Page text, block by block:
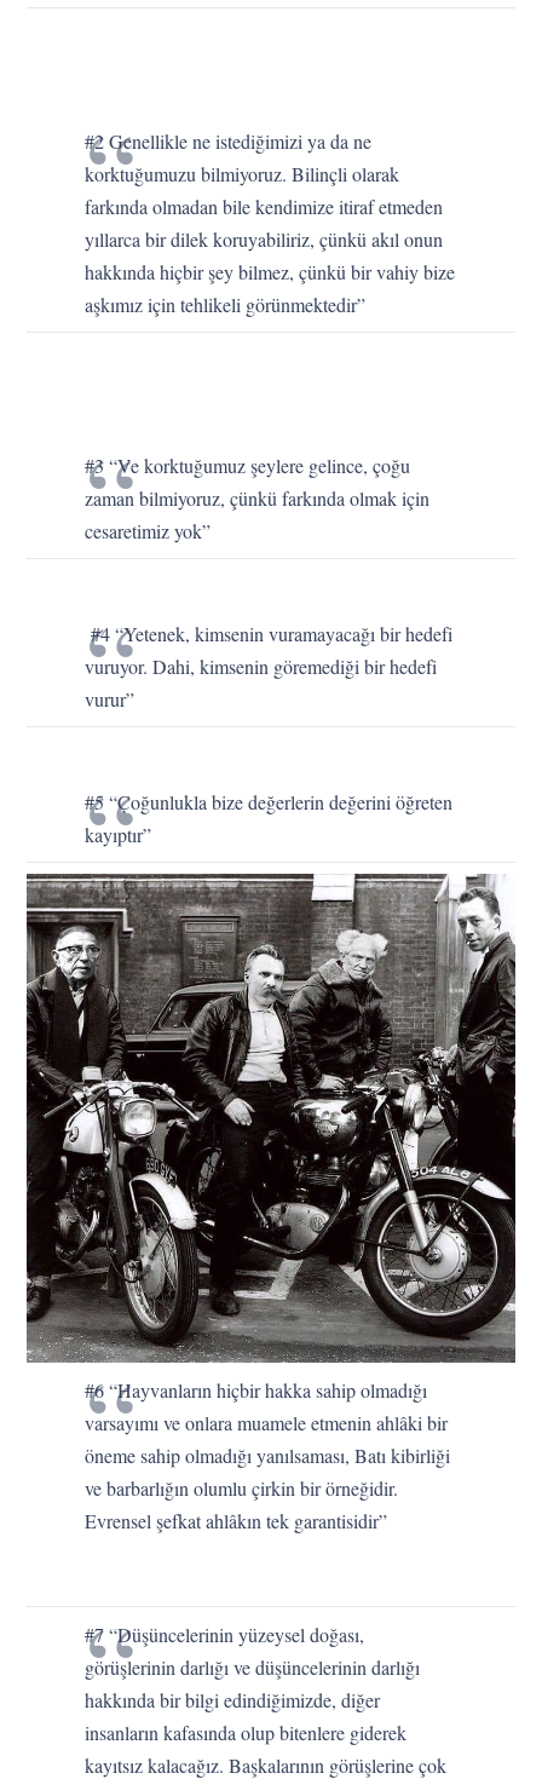
#2 Genellikle ne istediğimizi ya da ne
korktuğumuzu bilmiyoruz. Bilinçli olarak
farkında olmadan bile kendimize itiraf etmeden
yıllarca bir dilek koruyabiliriz, çünkü akıl onun
hakkında hiçbir şey bilmez, çünkü bir vahiy bize
aşkımız için tehlikeli görünmektedir”
#3 “Ve korktuğumuz şeylere gelince, çoğu
zaman bilmiyoruz, çünkü farkında olmak için
cesaretimiz yok”
#4 “Yetenek, kimsenin vuramayacağı bir hedefi
vuruyor. Dahi, kimsenin göremediği bir hedefi
vurur”
#5 “Çoğunlukla bize değerlerin değerini öğreten
kayıptır”
#6 “Hayvanların hiçbir hakka sahip olmadığı
varsayımı ve onlara muamele etmenin ahlâki bir
öneme sahip olmadığı yanılsaması, Batı kibirliği
ve barbarlığın olumlu çirkin bir örneğidir.
Evrensel şefkat ahlâkın tek garantisidir”
#7 “Düşüncelerinin yüzeysel doğası,
görüşlerinin darlığı ve düşüncelerinin darlığı
hakkında bir bilgi edindiğimizde, diğer
insanların kafasında olup bitenlere giderek
kayıtsız kalacağız. Başkalarının görüşlerine çok